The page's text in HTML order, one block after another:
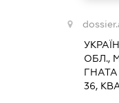
ОБЛ.,
36,